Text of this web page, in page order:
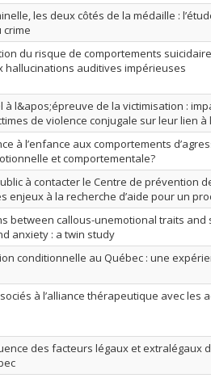
les deux côtés de la médaille :
crime
du risque de comportements
hallucinations auditives impérieuses
à l&apos;épreuve de la victimisation :
de violence conjugale sur leur lien à
à l’enfance aux comportements
et comportementale?
à contacter le Centre de prévention
enjeux à la recherche d’aide pour un
between callous-unemotional traits
anxiety : a twin study
conditionnelle au Québec : une
à l’alliance thérapeutique avec les
des facteurs légaux et